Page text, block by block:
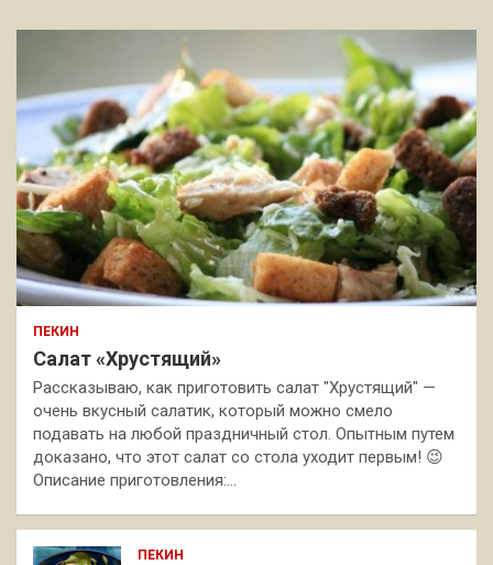
ПЕКИН
Салат «Хрустящий»
Рассказываю, как приготовить салат "Хрустящий" —
очень вкусный салатик, который можно смело
подавать на любой праздничный стол. Опытным путем
доказано, что этот салат со стола уходит первым! 😉
Описание приготовления:…
ПЕКИН